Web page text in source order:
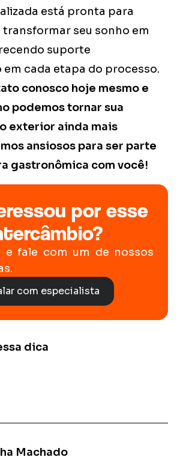
está pronta para
transformar seu sonho em
suporte
em cada etapa do processo.
conosco hoje mesmo e
podemos tornar sua
exterior ainda mais
ansiosos para ser parte
gastronômica com você!
por esse
e fale com um de nossos
com especialista
dica
Machado